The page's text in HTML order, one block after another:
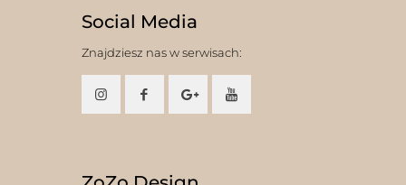
Social Media
Znajdziesz nas w serwisach: